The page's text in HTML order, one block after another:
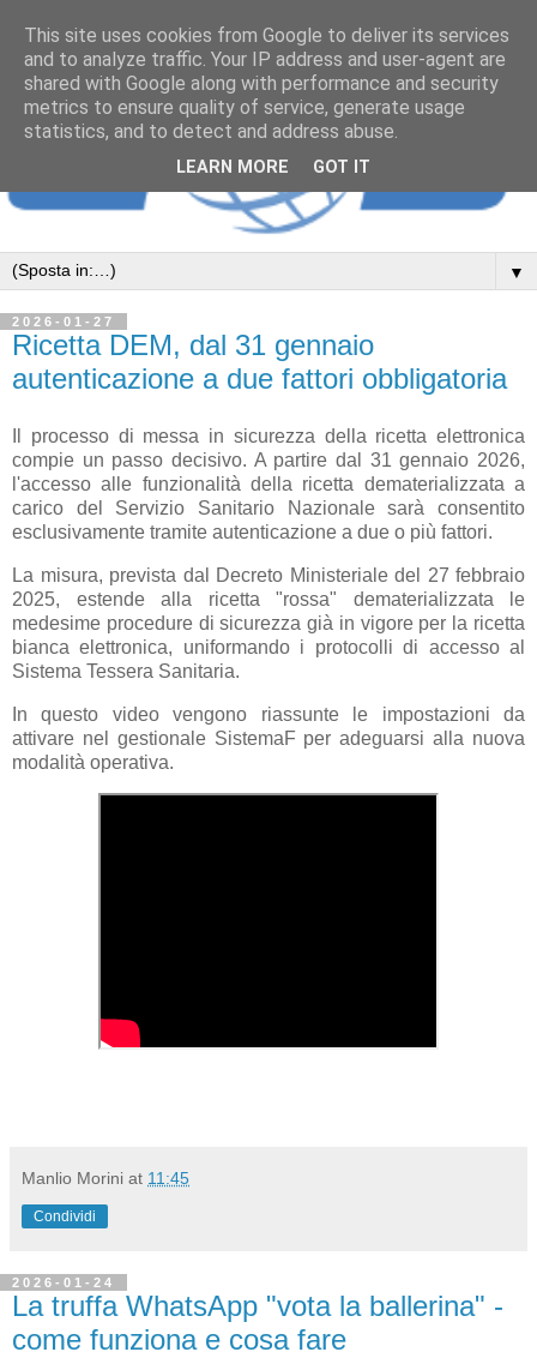
▼
2026-01-27
Ricetta DEM, dal 31 gennaio
autenticazione a due fattori obbligatoria
Il processo di messa in sicurezza della ricetta elettronica
compie un passo decisivo. A partire dal 31 gennaio 2026,
l'accesso alle funzionalità della ricetta dematerializzata a
carico del Servizio Sanitario Nazionale sarà consentito
esclusivamente tramite autenticazione a due o più fattori.
La misura, prevista dal Decreto Ministeriale del 27 febbraio
2025, estende alla ricetta "rossa" dematerializzata le
medesime procedure di sicurezza già in vigore per la ricetta
bianca elettronica, uniformando i protocolli di accesso al
Sistema Tessera Sanitaria.
In questo video vengono riassunte le impostazioni da
attivare nel gestionale SistemaF per adeguarsi alla nuova
modalità operativa.
Manlio Morini at 11:45
Condividi
2026-01-24
La truffa WhatsApp "vota la ballerina" -
come funziona e cosa fare
This site uses cookies from Google to deliver its services
and to analyze traffic. Your IP address and user-agent are
shared with Google along with performance and security
metrics to ensure quality of service, generate usage
statistics, and to detect and address abuse.
LEARN MORE GOT IT